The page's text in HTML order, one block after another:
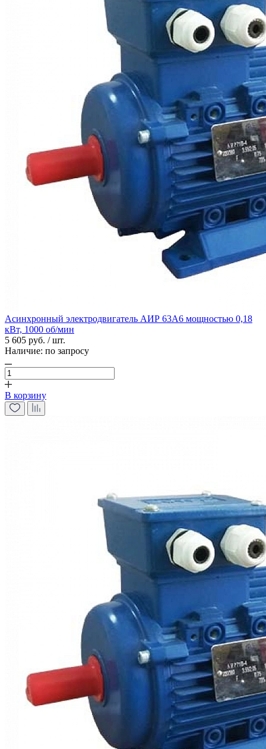
Асинхронный электродвигатель АИР 63А6 мощностью 0,18
кВт, 1000 об/мин
5 605 руб. / шт.
Наличие: по запросу
В корзину